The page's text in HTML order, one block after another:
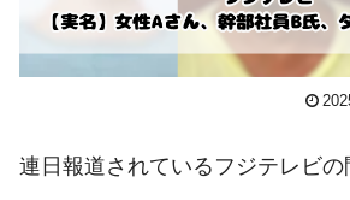
連日報道されているフジテレビの